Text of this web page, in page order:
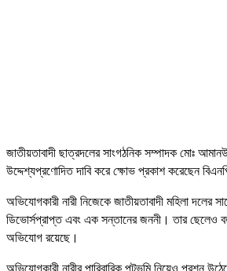
জাতীয়তাবাদী ছাত্রদলের সাংগঠনিক সম্পাদক মোঃ
উদ্দেশ্যপ্রণোদিত দাবি করে ক্ষোভ প্রকাশ করেছেন
অভিযোগকারী নারী নিজেকে জাতীয়তাবাদী মহিলা
ডিভোর্সপ্রাপ্ত এবং এক সন্তানের জননী। তার ছেলেও
অভিযোগ রয়েছে।
অভিযোগকারী নারীর পারিবারিক পটভূমি নিয়েও প্রশ্ন